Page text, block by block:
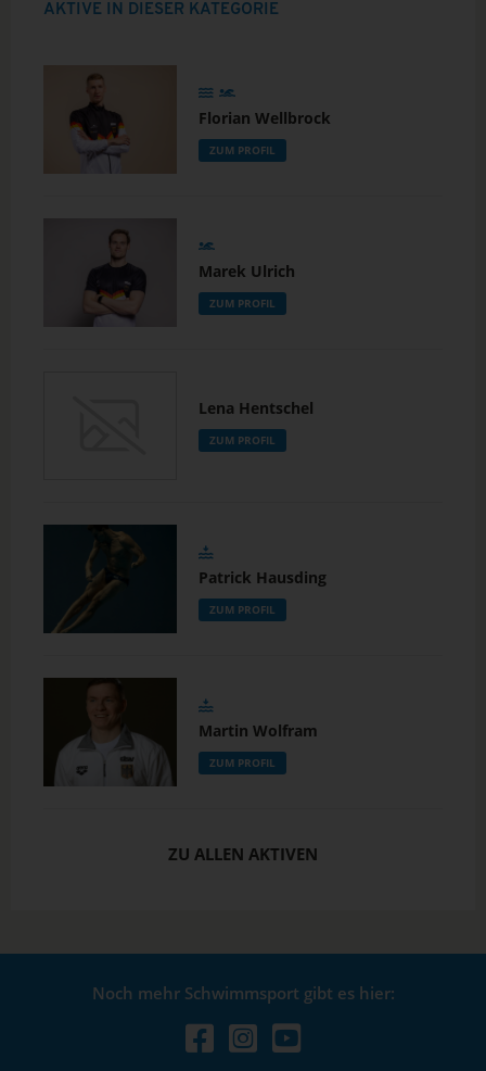
AKTIVE IN DIESER KATEGORIE
Florian Wellbrock
ZUM PROFIL
Marek Ulrich
ZUM PROFIL
Lena Hentschel
ZUM PROFIL
Patrick Hausding
ZUM PROFIL
Martin Wolfram
ZUM PROFIL
ZU ALLEN AKTIVEN
Noch mehr Schwimmsport gibt es hier: